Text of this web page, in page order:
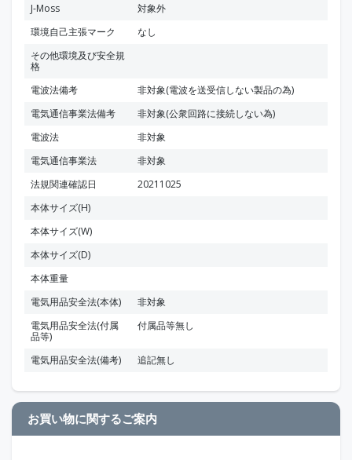
J-Moss
対象外
環境自己主張マーク
なし
その他環境及び安全規
格
電波法備考
非対象(電波を送受信しない製品の為)
電気通信事業法備考
非対象(公衆回路に接続しない為)
電波法
非対象
電気通信事業法
非対象
法規関連確認日
20211025
本体サイズ(H)
本体サイズ(W)
本体サイズ(D)
本体重量
電気用品安全法(本体)
非対象
電気用品安全法(付属
品等)
付属品等無し
電気用品安全法(備考) 追記無し
お買い物に関するご案内